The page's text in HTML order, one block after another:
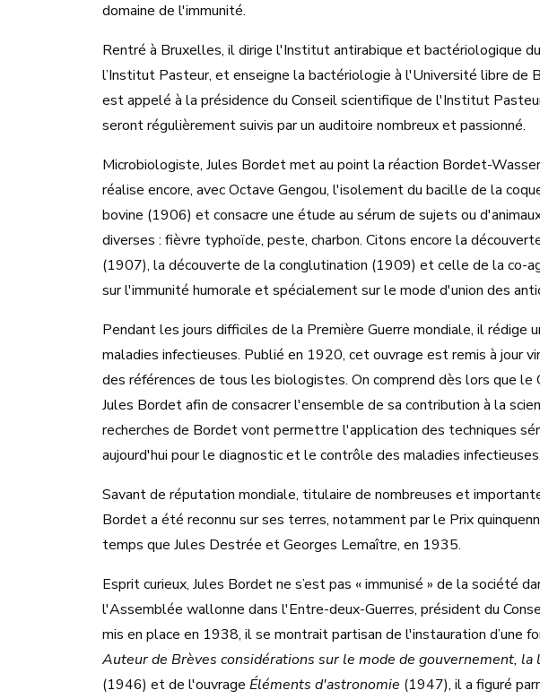
domaine de l'immunité.
Rentré à Bruxelles, il dirige l'Institut antirabique et bactériologique
l’Institut Pasteur, et enseigne la bactériologie à l'Université libre
est appelé à la présidence du Conseil scientifique de l'Institut
seront régulièrement suivis par un auditoire nombreux et passionné.
Microbiologiste, Jules Bordet met au point la réaction Bordet-
réalise encore, avec Octave Gengou, l'isolement du bacille de la
bovine (1906) et consacre une étude au sérum de sujets ou
diverses : fièvre typhoïde, peste, charbon. Citons encore la
(1907), la découverte de la conglutination (1909) et celle de la co-
sur l'immunité humorale et spécialement sur le mode d'union des
Pendant les jours difficiles de la Première Guerre mondiale, il rédige
maladies infectieuses. Publié en 1920, cet ouvrage est remis à jour
des références de tous les biologistes. On comprend dès lors que
Jules Bordet afin de consacrer l'ensemble de sa contribution à la
recherches de Bordet vont permettre l'application des techniques
aujourd'hui pour le diagnostic et le contrôle des maladies infectieuses.
Savant de réputation mondiale, titulaire de nombreuses et
Bordet a été reconnu sur ses terres, notamment par le Prix
temps que Jules Destrée et Georges Lemaître, en 1935.
Esprit curieux, Jules Bordet ne s’est pas « immunisé » de la société
l'Assemblée wallonne dans l'Entre-deux-Guerres, président du
mis en place en 1938, il se montrait partisan de l'instauration d’une
Auteur de Brèves considérations sur le mode de gouvernement,
(1946) et de l'ouvrage Éléments d'astronomie (1947), il a figuré